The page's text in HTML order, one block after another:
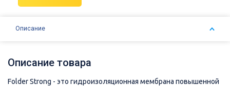
Описание
Описание товара
Folder Strong - это гидроизоляционная мембрана повышенной